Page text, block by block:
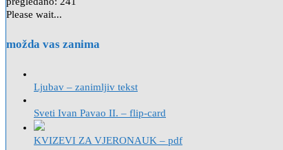
Please wait...
možda vas zanima
Ljubav – zanimljiv tekst
Sveti Ivan Pavao II. – flip-card
KVIZEVI ZA VJERONAUK – pdf